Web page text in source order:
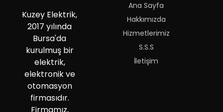
Kuzey Elektrik,
2017 yılında
Bursa'da
kurulmuş bir
elektrik,
elektronik ve
otomasyon
firmasıdır.
Ana Sayfa
Hakkımızda
Hizmetlerimiz
S.S.S
İletişim